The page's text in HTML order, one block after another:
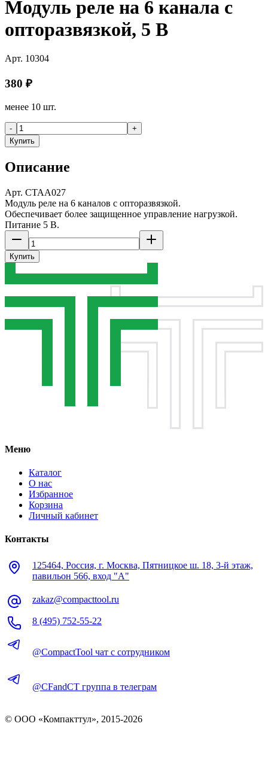
Модуль реле на 6 канала с
опторазвязкой, 5 В
Арт. 10304
380 ₽
менее 10 шт.
-
+
Купить
Описание
Арт. CTAA027
Модуль реле на 6 каналов с опторазвязкой.
Обеспечивает более защищенное управление нагрузкой.
Питание 5 В.
Купить
Меню
Каталог
О нас
Избранное
Корзина
Личный кабинет
Контакты
125464, Россия, г. Москва, Пятницкое ш. 18, 3-й этаж,
павильон 566, вход "А"
zakaz@compacttool.ru
8 (495) 752-55-22
@CompactTool чат с сотрудником
@CFandCT группа в телеграм
© OOO «Компакттул», 2015-2026